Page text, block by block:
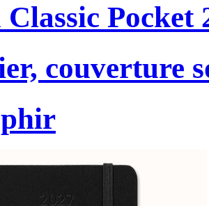
Pocket
couverture